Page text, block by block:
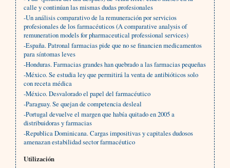
calle y continúan las mismas dudas profesionales
-Un análisis comparativo de la remuneración por servicios
profesionales de los farmacéuticos (A comparative analysis of
remuneration models for pharmaceutical professional services)
-España. Patronal farmacias pide que no se financien medicamentos
para síntomas leves
-Honduras. Farmacias grandes han quebrado a las farmacias pequeñas
-México. Se estudia ley que permitirá la venta de antibióticos solo
con receta médica
-México. Desvalorado el papel del farmacéutico
-Paraguay. Se quejan de competencia desleal
-Portugal devuelve el margen que había quitado en 2005 a
distribuidoras y farmacias
-Republica Dominicana. Cargas impositivas y capitales dudosos
amenazan estabilidad sector farmacéutico
Utilización